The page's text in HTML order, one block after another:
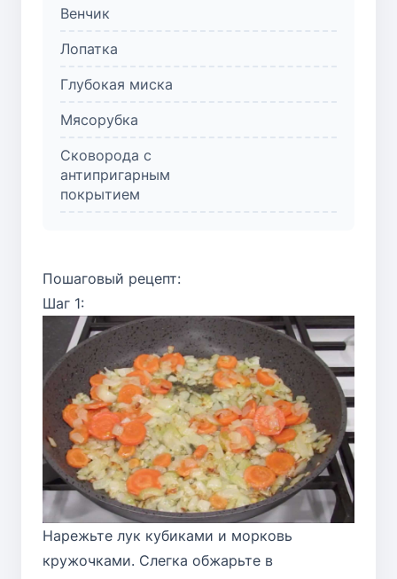
Венчик
Лопатка
Глубокая миска
Мясорубка
Сковорода с
антипригарным
покрытием
Пошаговый рецепт:
Шаг 1:
Нарежьте лук кубиками и морковь
кружочками. Слегка обжарьте в